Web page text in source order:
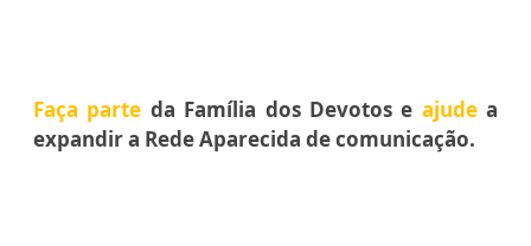
Faça parte da Família dos Devotos e ajude a
expandir a Rede Aparecida de comunicação.